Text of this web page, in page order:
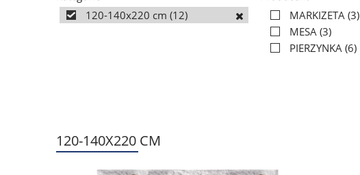
120-140x220 cm (12)
MARKIZETA (3)
MESA (3)
PIERZYNKA (6)
120-140X220 CM